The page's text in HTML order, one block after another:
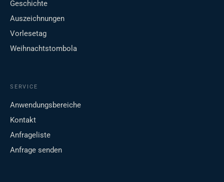
Geschichte
Auszeichnungen
Vorlesetag
Weihnachtstombola
SERVICE
Anwendungsbereiche
Kontakt
Anfrageliste
Anfrage senden